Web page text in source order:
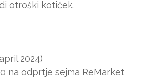
otroški kotiček.
2024)
na odprtje sejma ReMarket